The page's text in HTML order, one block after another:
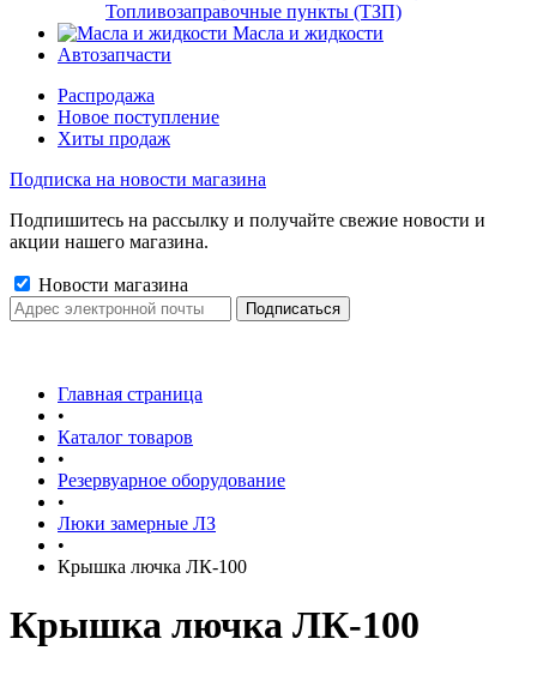
Топливозаправочные пункты (ТЗП)
Масла и жидкости
Автозапчасти
Распродажа
Новое поступление
Хиты продаж
Подписка на новости магазина
Подпишитесь на рассылку и получайте свежие новости и
акции нашего магазина.
Новости магазина
Главная страница
•
Каталог товаров
•
Резервуарное оборудование
•
Люки замерные ЛЗ
•
Крышка лючка ЛК-100
Крышка лючка ЛК-100